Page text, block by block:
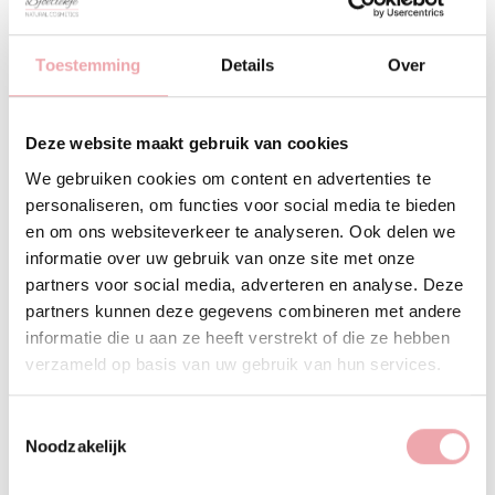
Toestemming Details Over
Deze website maakt gebruik van cookies
We gebruiken cookies om content en advertenties te
personaliseren, om functies voor social media te bieden
en om ons websiteverkeer te analyseren. Ook delen we
informatie over uw gebruik van onze site met onze
partners voor social media, adverteren en analyse. Deze
partners kunnen deze gegevens combineren met andere
informatie die u aan ze heeft verstrekt of die ze hebben
verzameld op basis van uw gebruik van hun services.
Noodzakelijk
waarbij de huid ruw, schilferig en soms jeukend
aanvoelt. Dit kan worden veroorzaakt door
verschillende factoren, waaronder:
vooral in de winter, kan de huid uitdrogen.
Heet water:Langdurig en frequent gebruik van heet
water bij douchen of baden kan natuurlijke oliën van
de huid verwijderen.
Zeep en reinigingsmiddelen:Sterke zepen en
reinigingsmiddelen kunnen de huid ontdoen van haar
natuurlijke oliën.
Huidziekten:Aandoeningen zoals eczeem en
psoriasis kunnen bijdragen aan een droge huid.
Veroudering:Naarmate mensen ouder worden,
droogheid.